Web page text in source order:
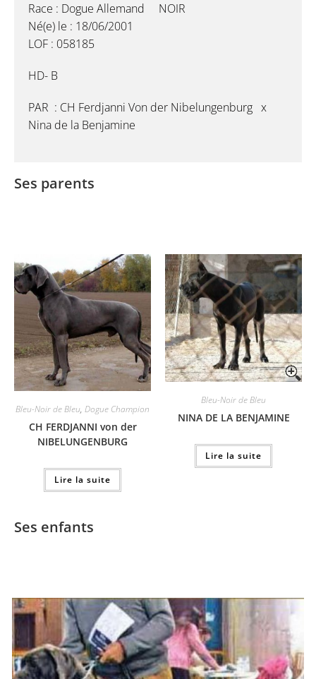
Race : Dogue Allemand NOIR
Né(e) le : 18/06/2001
LOF : 058185
HD- B
PAR : CH Ferdjanni Von der Nibelungenburg x
Nina de la Benjamine
Ses parents
Bleu-Noir de Bleu, Dogue Champion
CH FERDJANNI von der
NIBELUNGENBURG
Lire la suite
Bleu-Noir de Bleu
NINA DE LA BENJAMINE
Lire la suite
Ses enfants